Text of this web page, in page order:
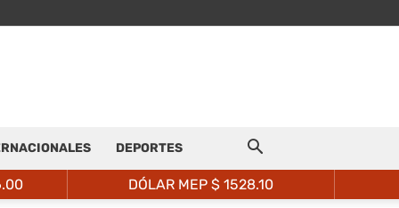
DEPORTES
DÓLAR MEP $ 1528.10